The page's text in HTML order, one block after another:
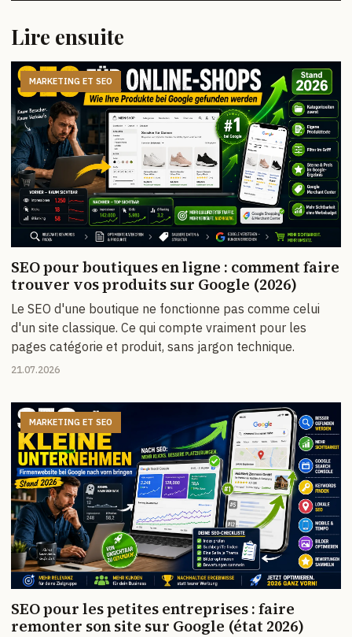
Lire ensuite
MARKETING ET SEO
SEO pour boutiques en ligne : comment faire
trouver vos produits sur Google (2026)
Le SEO d'une boutique ne fonctionne pas comme celui
d'un site classique. Ce qui compte vraiment pour les
pages catégorie et produit, sans jargon technique.
21.07.2026
MARKETING ET SEO
SEO pour les petites entreprises : faire
remonter son site sur Google (état 2026)